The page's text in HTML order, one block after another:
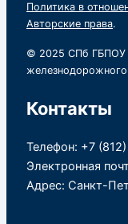
Политика в
Авторские права.
© 2025 СПб ГБПОУ
железнодорожного
Контакты
Телефон: +7
Электронная
Адрес: Санкт-